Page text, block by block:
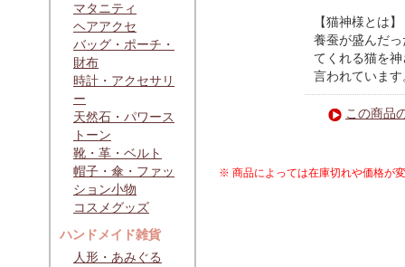
マタニティ
ヘアアクセ
バッグ・ポーチ・
財布
時計・アクセサリ
ー
天然石・パワース
トーン
靴・革・ベルト
帽子・傘・ファッ
ション小物
コスメグッズ
ハンドメイド雑貨
人形・あみぐる
【猫神様とは】
養蚕が盛んだ
てくれる猫を
言われています
この商品
※ 商品によっては在庫切れや価格が